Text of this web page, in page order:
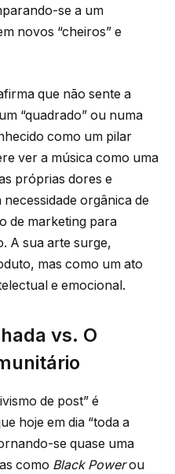
se a um
novos “cheiros” e
que não sente a
“quadrado” ou numa
como um pilar
ver a música como uma
próprias dores e
orgânica de
de marketing para
A sua arte surge,
mas como um ato
e emocional.
vs. O
de post” é
hoje em dia “toda a
se quase uma
como Black Powerou